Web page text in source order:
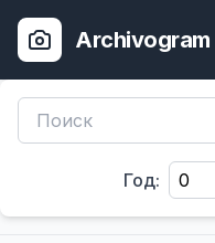
Archivogram
Год: